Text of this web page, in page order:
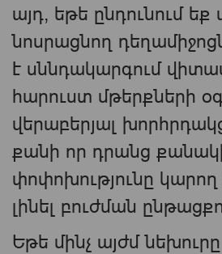
այդ, եթե ընդունում եք
նոսրացնող
է սննդակարգում
հարուստ մթերքների
վերաբերյալ
քանի որ դրանց
փոփոխությունը
լինել բուժման
Եթե մինչ այժմ